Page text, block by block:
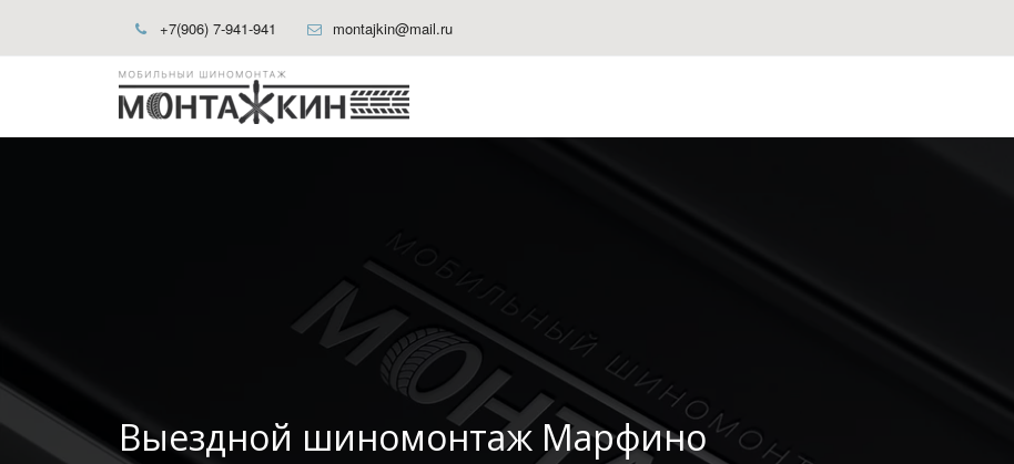
+7(906) 7-941-941 montajkin@mail.ru
Выездной шиномонтаж Марфино